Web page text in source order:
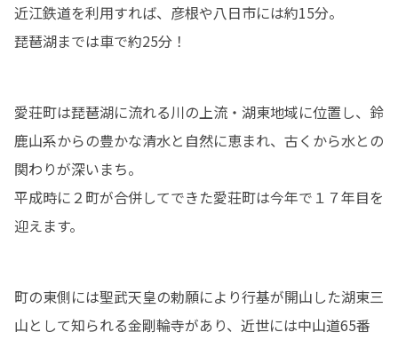
近江鉄道を利用すれば、彦根や八日市には約15分。
琵琶湖までは車で約25分！
愛荘町は琵琶湖に流れる川の上流・湖東地域に位置し、鈴
鹿山系からの豊かな清水と自然に恵まれ、古くから水との
関わりが深いまち。
平成時に２町が合併してできた愛荘町は今年で１７年目を
迎えます。
町の東側には聖武天皇の勅願により行基が開山した湖東三
山として知られる金剛輪寺があり、近世には中山道65番